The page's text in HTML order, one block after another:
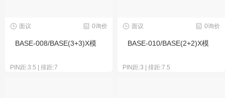
0询价
面议
BASE-008/BASE(3+3)X模
PIN距:3.5 | 排距:7
0询价
面议
BASE-010/BASE(2+2)X模
PIN距:3 | 排距:7.5